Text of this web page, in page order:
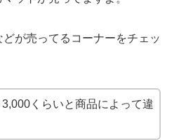
が売ってるコーナーをチェッ
くらいと商品によって違